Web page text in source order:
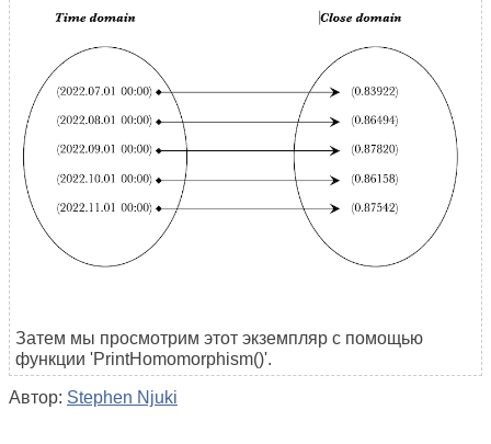
Затем мы просмотрим этот экземпляр с помощью
функции 'PrintHomomorphism()'.
Автор: Stephen Njuki